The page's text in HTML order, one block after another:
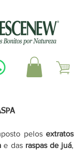
pelos extratos
e dasraspas de juá,